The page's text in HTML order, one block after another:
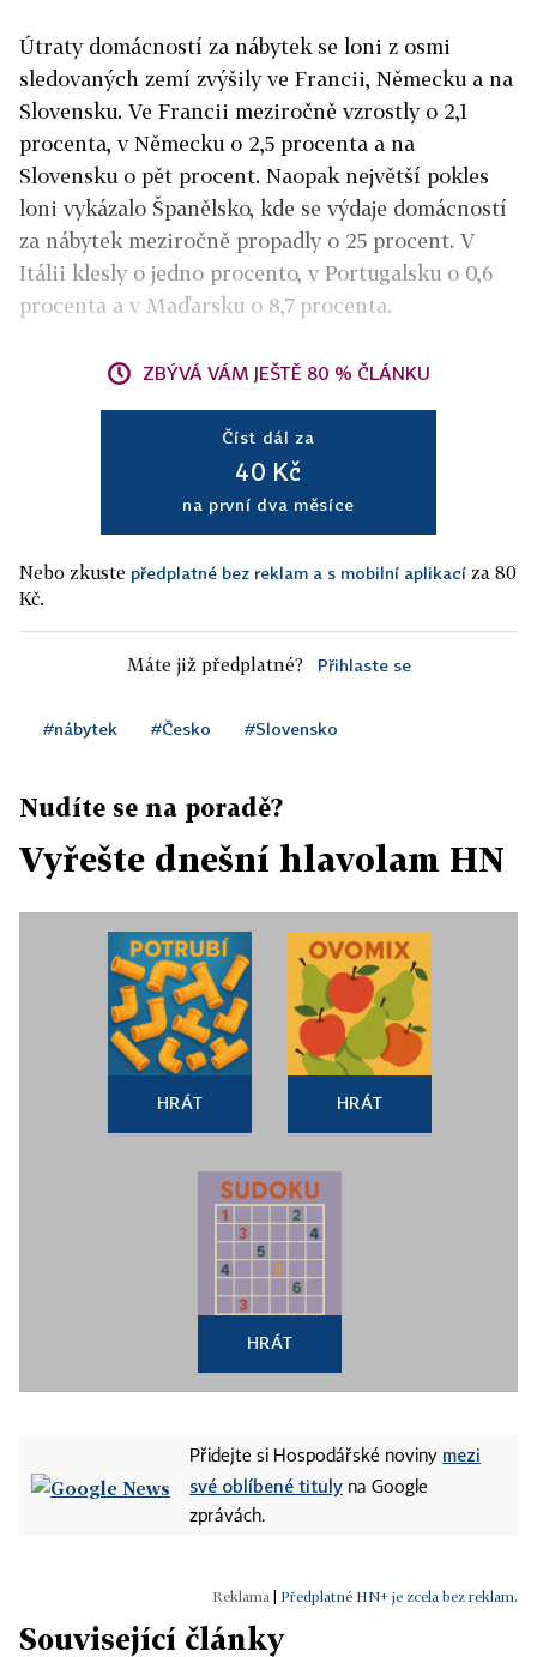
Útraty domácností za nábytek se loni z osmi
sledovaných zemí zvýšily ve Francii, Německu a na
Slovensku. Ve Francii meziročně vzrostly o 2,1
procenta, v Německu o 2,5 procenta a na
Slovensku o pět procent. Naopak největší pokles
loni vykázalo Španělsko, kde se výdaje domácností
za nábytek meziročně propadly o 25 procent. V
Itálii klesly o jedno procento, v Portugalsku o 0,6
procenta a v Maďarsku o 8,7 procenta.
ZBÝVÁ VÁM JEŠTĚ 80 % ČLÁNKU
Číst dál za
40 Kč
na první dva měsíce
Nebo zkuste předplatné bez reklam a s mobilní aplikací za 80
Kč.
Máte již předplatné? Přihlaste se
#nábytek #Česko #Slovensko
Nudíte se na poradě?
Vyřešte dnešní hlavolam HN
HRÁT HRÁT
HRÁT
Přidejte si Hospodářské noviny mezi
své oblíbené tituly na Google
zprávách.
Předplatné HN+ je zcela bez reklam.
Související články